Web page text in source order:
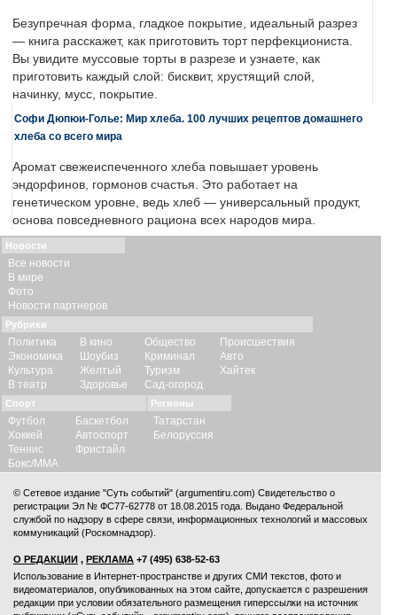
Безупречная форма, гладкое покрытие, идеальный разрез
— книга расскажет, как приготовить торт перфекциониста.
Вы увидите муссовые торты в разрезе и узнаете, как
приготовить каждый слой: бисквит, хрустящий слой,
начинку, мусс, покрытие.
Софи Дюпюи-Голье: Мир хлеба. 100 лучших рецептов домашнего
хлеба со всего мира
Аромат свежеиспеченного хлеба повышает уровень
эндорфинов, гормонов счастья. Это работает на
генетическом уровне, ведь хлеб — универсальный продукт,
основа повседневного рациона всех народов мира.
Новости
Все новости
В мире
Фото
Новости партнеров
Рубрики
Политика
Экономика
Культура
В театр
В кино
Шоубиз
Желтый
Здоровье
Общество
Криминал
Туризм
Сад-огород
Происшествия
Авто
Хайтек
Спорт
Футбол
Хоккей
Теннис
Бокс/ММА
Баскетбол
Автоспорт
Фристайл
Регионы
Татарстан
Белоруссия
© Сетевое издание "Суть событий" (argumentiru.com) Свидетельство о
регистрации Эл № ФС77-62778 от 18.08.2015 года. Выдано Федеральной
службой по надзору в сфере связи, информационных технологий и массовых
коммуникаций (Роскомнадзор).
О РЕДАКЦИИ , РЕКЛАМА +7 (495) 638-52-63
Использование в Интернет-пространстве и других СМИ текстов, фото и
видеоматериалов, опубликованных на этом сайте, допускается с разрешения
редакции при условии обязательного размещения гиперссылки на источник